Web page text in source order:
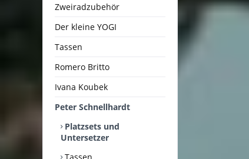
Zweiradzubehör
Der kleine YOGI
Tassen
Romero Britto
Ivana Koubek
Peter Schnellhardt
Platzsets und
Untersetzer